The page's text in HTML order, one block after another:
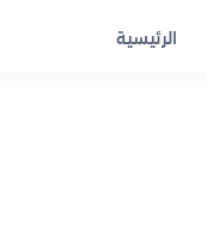
الرئيسية